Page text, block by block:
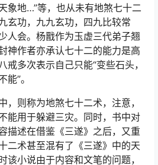
象地…”等，也从未有地煞七十二
玄功，九九玄功，四九比较常
人会。杨戬作为玉虚三代弟子翘
神作者亦承认七十二的能力是高
戒多次表示自己只能“变些石头，
”。
，则称为地煞七十二术，注意，
能用于躲避三灾。同时，书中对
描述在借鉴《三遂》之后，又重
二术甚至混有了《三遂》中的天
该小说由于内容和文笔的问题，